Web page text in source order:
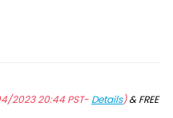
2023 20:44 PST- Details)&FREE